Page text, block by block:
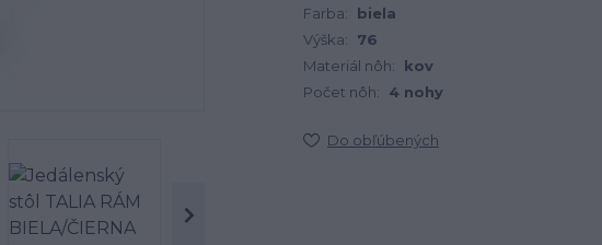
Farba:
biela
Výška:
76
Materiál nôh:
kov
Počet nôh:
4 nohy
Do obľúbených